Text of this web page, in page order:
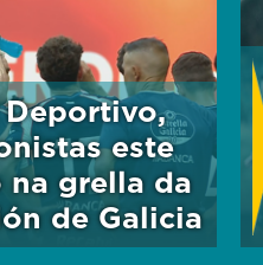
este
na grella da
de Galicia